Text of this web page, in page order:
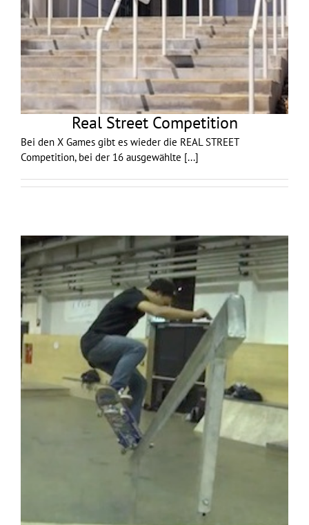
Real Street Competition
Bei den X Games gibt es wieder die REAL STREET
Competition, bei der 16 ausgewählte [...]